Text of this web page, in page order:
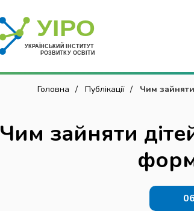
Головна Публікації Чим
Чим зайняти